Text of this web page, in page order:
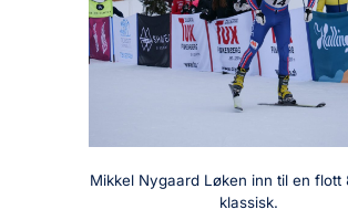
Mikkel Nygaard Løken inn til en flott
klassisk.